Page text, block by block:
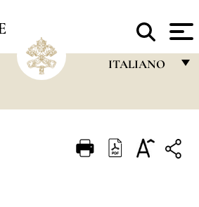
ITALIANO
ITALIANO